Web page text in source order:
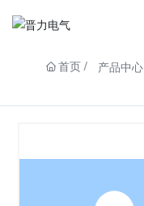
首页 产品中心